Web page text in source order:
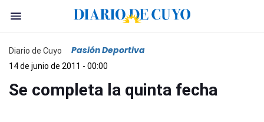
Diario de Cuyo Pasión Deportiva
14 de junio de 2011 - 00:00
Se completa la quinta fecha